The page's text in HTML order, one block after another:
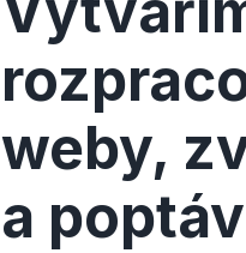
weby,
a